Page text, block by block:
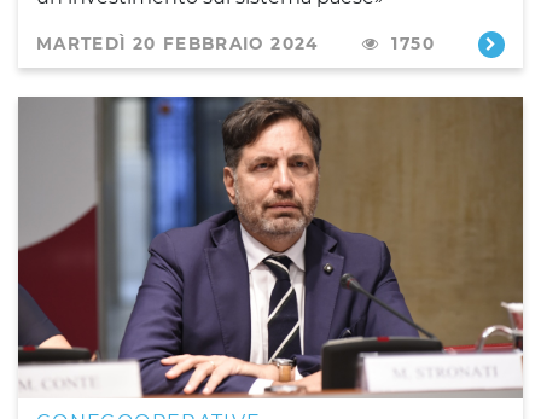
MARTEDÌ 20 FEBBRAIO 2024 1750